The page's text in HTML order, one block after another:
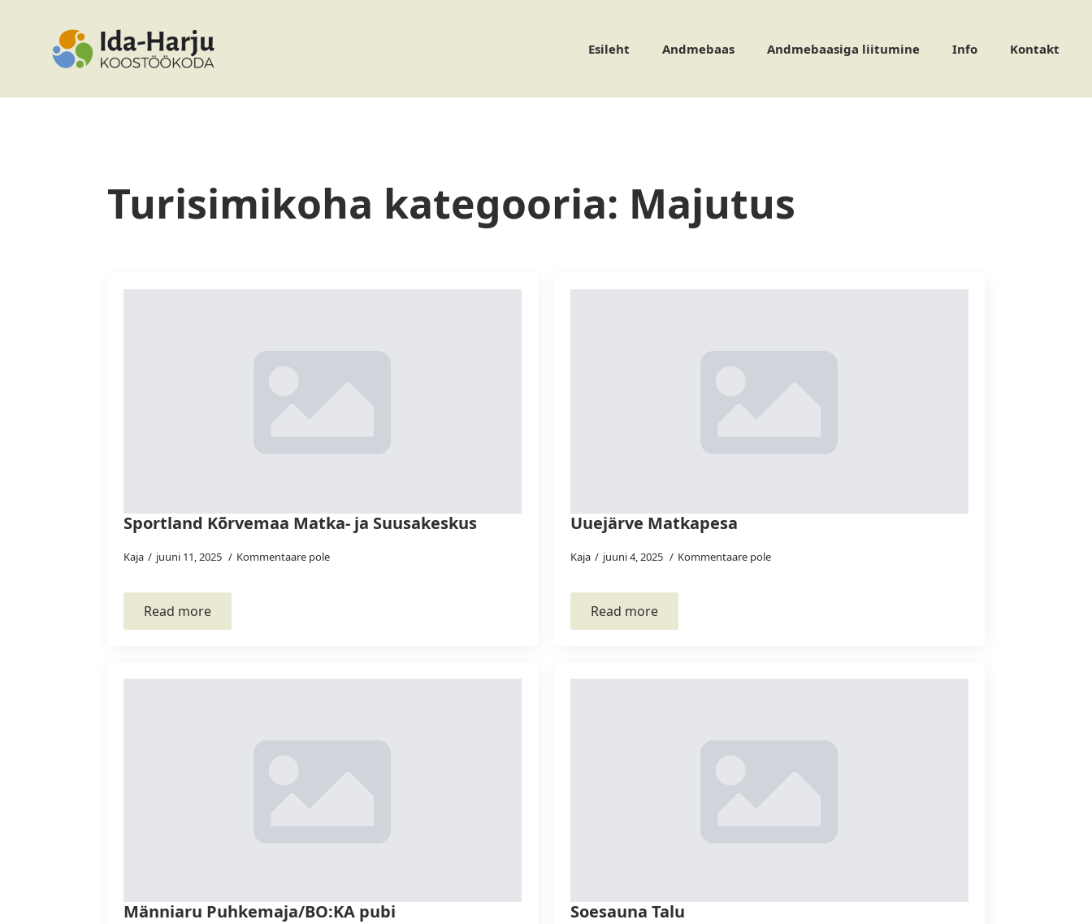
Esileht Andmebaas Andmebaasiga liitumine Info Kontakt
Turisimikoha kategooria: Majutus
Sportland Kõrvemaa Matka- ja Suusakeskus
Kaja juuni 11, 2025 Kommentaare pole
Read more
Uuejärve Matkapesa
Kaja juuni 4, 2025 Kommentaare pole
Read more
Männiaru Puhkemaja/BO:KA pubi Soesauna Talu